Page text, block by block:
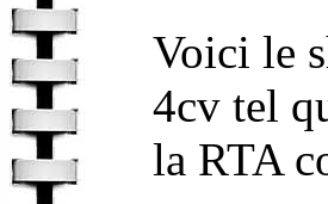
Voici le
4cv tel
la RTA